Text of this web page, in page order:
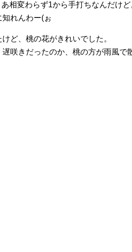
相変わらず1から手打ちなんだけど
れんわー(ぉ
ど、桃の花がきれいでした。
咲きだったのか、桃の方が雨風で